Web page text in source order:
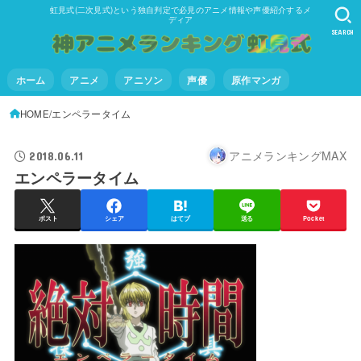
虹見式(二次見式)という独自判定で必見のアニメ情報や声優紹介するメ
ディア
ホーム アニメ アニソン 声優 原作マンガ
SEARCH
HOME エンペラータイム
2018.06.11 アニメランキングMAX
エンペラータイム
ポスト シェア はてブ 送る Pocket